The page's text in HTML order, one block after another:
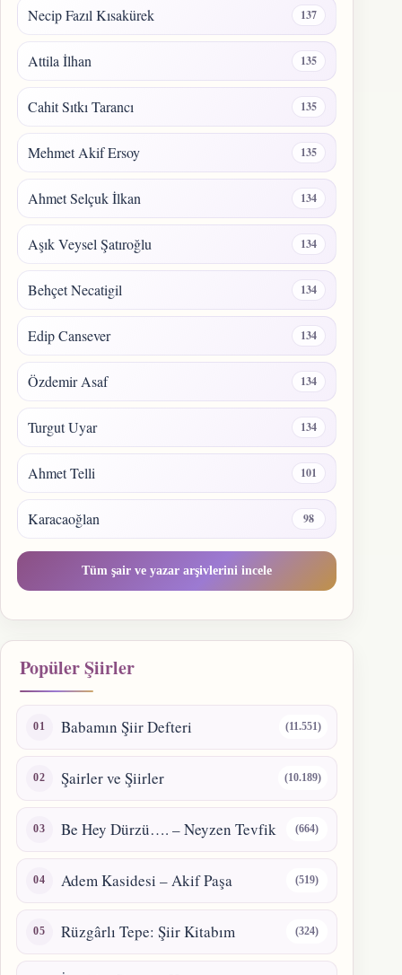
Necip Fazıl Kısakürek 137
Attila İlhan 135
Cahit Sıtkı Tarancı 135
Mehmet Akif Ersoy 135
Ahmet Selçuk İlkan 134
Aşık Veysel Şatıroğlu 134
Behçet Necatigil 134
Edip Cansever 134
Özdemir Asaf 134
Turgut Uyar 134
Ahmet Telli 101
Karacaoğlan 98
Tüm şair ve yazar arşivlerini incele
Popüler Şiirler
Babamın Şiir Defteri (11.551)
Şairler ve Şiirler (10.189)
Be Hey Dürzü…. – Neyzen Tevfik (664)
Adem Kasidesi – Akif Paşa (519)
Rüzgârlı Tepe: Şiir Kitabım (324)